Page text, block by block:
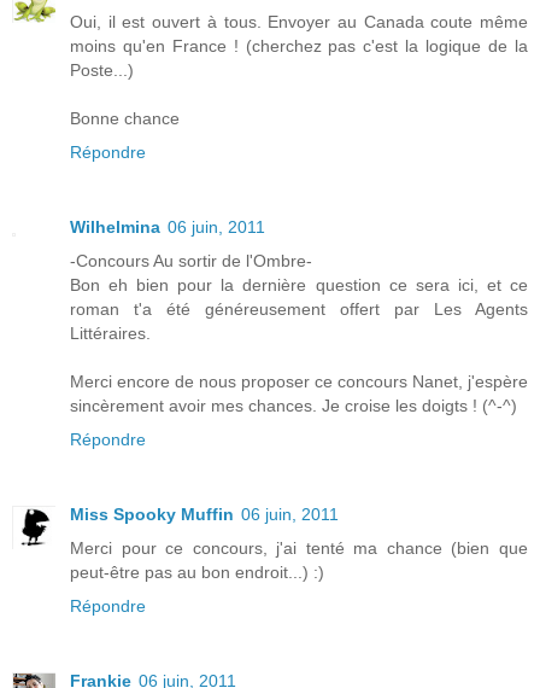
Oui, il est ouvert à tous. Envoyer au Canada coute même
moins qu'en France ! (cherchez pas c'est la logique de la
Poste...)
Bonne chance
Répondre
Wilhelmina 06 juin, 2011
-Concours Au sortir de l'Ombre-
Bon eh bien pour la dernière question ce sera ici, et ce
roman t'a été généreusement offert par Les Agents
Littéraires.
Merci encore de nous proposer ce concours Nanet, j'espère
sincèrement avoir mes chances. Je croise les doigts ! (^-^)
Répondre
Miss Spooky Muffin 06 juin, 2011
Merci pour ce concours, j'ai tenté ma chance (bien que
peut-être pas au bon endroit...) :)
Répondre
Frankie 06 juin, 2011